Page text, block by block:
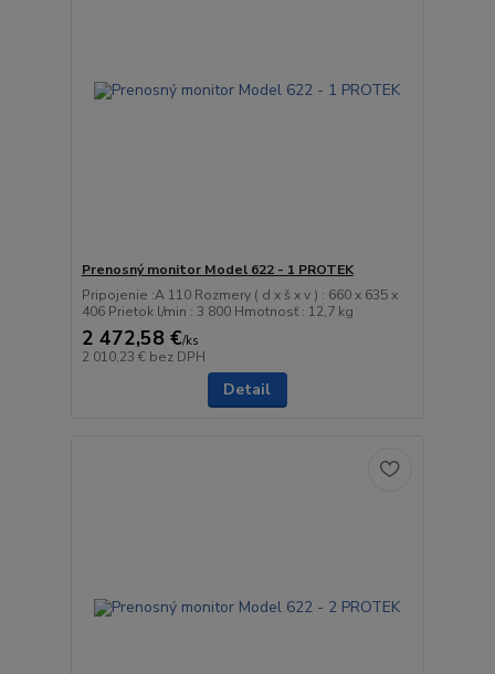
Prenosný monitor Model 622 - 1 PROTEK
Pripojenie :A 110 Rozmery ( d x š x v ) : 660 x 635 x
406 Prietok l/min : 3 800 Hmotnosť : 12,7 kg
2 472,58 €/ks
2 010,23 € bez DPH
Detail